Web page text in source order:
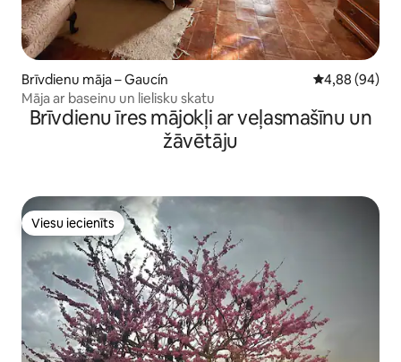
Brīvdienu māja – Gaucín Vidējais
4,88 (94)
Māja ar baseinu un lielisku skatu
Brīvdienu īres mājokļi ar veļasmašīnu un
žāvētāju
Viesu iecienīts
Viesu iecienīts